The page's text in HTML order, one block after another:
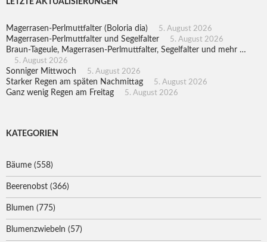
LETZTE ÄKTUALISIERUNGEN
Magerrasen-Perlmuttfalter (Boloria dia) 5. August 2026
Magerrasen-Perlmuttfalter und Segelfalter 5. August 2026
Braun-Tageule, Magerrasen-Perlmuttfalter, Segelfalter und mehr …
5. August 2026
Sonniger Mittwoch 5. August 2026
Starker Regen am späten Nachmittag 5. August 2026
Ganz wenig Regen am Freitag 5. August 2026
KATEGORIEN
Bäume (558)
Beerenobst (366)
Blumen (775)
Blumenzwiebeln (57)